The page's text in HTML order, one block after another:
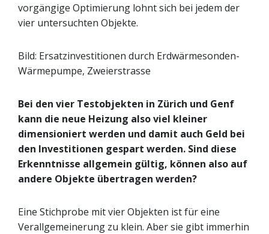
vorgängige Optimierung lohnt sich bei jedem der
vier untersuchten Objekte.
Bild: Ersatzinvestitionen durch Erdwärmesonden-
Wärmepumpe, Zweierstrasse
Bei den vier Testobjekten in Zürich und Genf
kann die neue Heizung also viel kleiner
dimensioniert werden und damit auch Geld bei
den Investitionen gespart werden. Sind diese
Erkenntnisse allgemein gültig, können also auf
andere Objekte übertragen werden?
Eine Stichprobe mit vier Objekten ist für eine
Verallgemeinerung zu klein. Aber sie gibt immerhin